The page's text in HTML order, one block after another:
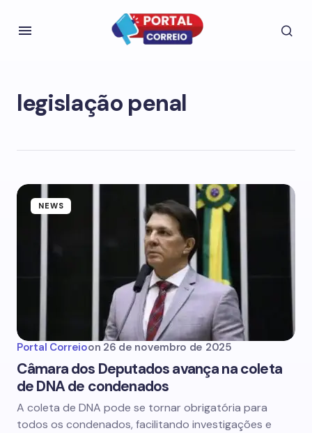
legislação penal
NEWS
Portal Correioon 26 de novembro de 2025
Câmara dos Deputados avança na coleta
de DNA de condenados
A coleta de DNA pode se tornar obrigatória para
todos os condenados, facilitando investigações e